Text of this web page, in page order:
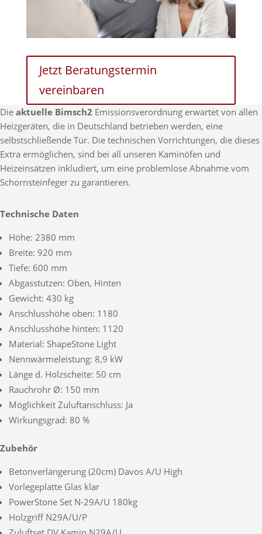
Jetzt Beratungstermin
vereinbaren
Die aktuelle Bimsch2 Emissionsverordnung erwartet von allen
Heizgeräten, die in Deutschland betrieben werden, eine
selbstschließende Tür. Die technischen Vorrichtungen, die dieses
Extra ermöglichen, sind bei all unseren Kaminöfen und
Heizeinsätzen inkludiert, um eine problemlose Abnahme vom
Schornsteinfeger zu garantieren.
Technische Daten
Höhe: 2380 mm
Breite: 920 mm
Tiefe: 600 mm
Abgasstutzen: Oben, Hinten
Gewicht: 430 kg
Anschlusshöhe oben: 1180
Anschlusshöhe hinten: 1120
Material: ShapeStone Light
Nennwärmeleistung: 8,9 kW
Länge d. Holzscheite: 50 cm
Rauchrohr Ø: 150 mm
Möglichkeit Zuluftanschluss: Ja
Wirkungsgrad: 80 %
Zubehör
Betonverlängerung (20cm) Davos A/U High
Vorlegeplatte Glas klar
PowerStone Set N-29A/U 180kg
Holzgriff N29A/U/P